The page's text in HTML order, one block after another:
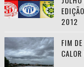
2012
FIM